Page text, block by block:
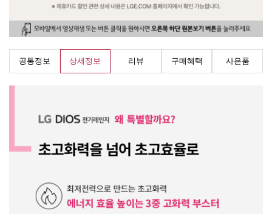
공통정보 상세정보 리뷰 구매혜택 사은품